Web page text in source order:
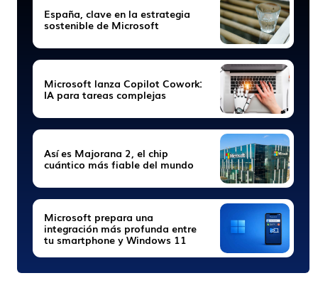
España, clave en la estrategia
sostenible de Microsoft
Microsoft lanza Copilot Cowork:
IA para tareas complejas
Así es Majorana 2, el chip
cuántico más fiable del mundo
Microsoft prepara una
integración más profunda entre
tu smartphone y Windows 11